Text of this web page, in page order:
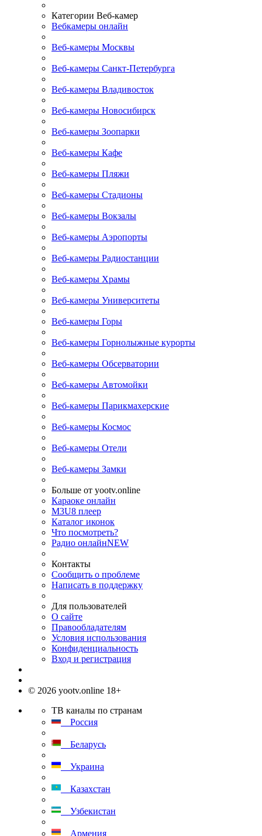
Категории Веб-камер
Вебкамеры онлайн
Веб-камеры Москвы
Веб-камеры Санкт-Петербурга
Веб-камеры Владивосток
Веб-камеры Новосибирск
Веб-камеры Зоопарки
Веб-камеры Кафе
Веб-камеры Пляжи
Веб-камеры Стадионы
Веб-камеры Вокзалы
Веб-камеры Аэропорты
Веб-камеры Радиостанции
Веб-камеры Храмы
Веб-камеры Университеты
Веб-камеры Горы
Веб-камеры Горнолыжные курорты
Веб-камеры Обсерватории
Веб-камеры Автомойки
Веб-камеры Парикмахерские
Веб-камеры Космос
Веб-камеры Отели
Веб-камеры Замки
Больше от yootv.online
Караоке онлайн
M3U8 плеер
Каталог иконок
Что посмотреть?
Радио онлайнNEW
Контакты
Сообщить о проблеме
Написать в поддержку
Для пользователей
О сайте
Правообладателям
Условия использования
Конфиденциальность
Вход и регистрация
© 2026 yootv.online 18+
ТВ каналы по странам
Россия
Беларусь
Украина
Казахстан
Узбекистан
Армения